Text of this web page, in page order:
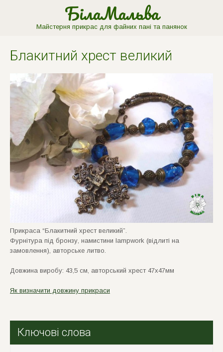
БілаМальва
Майстерня прикрас для файних пані та панянок
Блакитний хрест великий
Прикраса “Блакитний хрест великий”.
Фурнiтура пiд бронзу, намистини lampwork (вiдлитi на
замовлення), авторське литво.
Довжина виробу: 43,5 см, авторський хрест 47х47мм
Як визначити довжину прикраси
Ключові слова